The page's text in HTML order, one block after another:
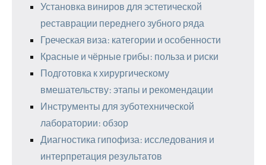
Установка виниров для эстетической
реставрации переднего зубного ряда
Греческая виза: категории и особенности
Красные и чёрные грибы: польза и риски
Подготовка к хирургическому
вмешательству: этапы и рекомендации
Инструменты для зуботехнической
лаборатории: обзор
Диагностика гипофиза: исследования и
интерпретация результатов